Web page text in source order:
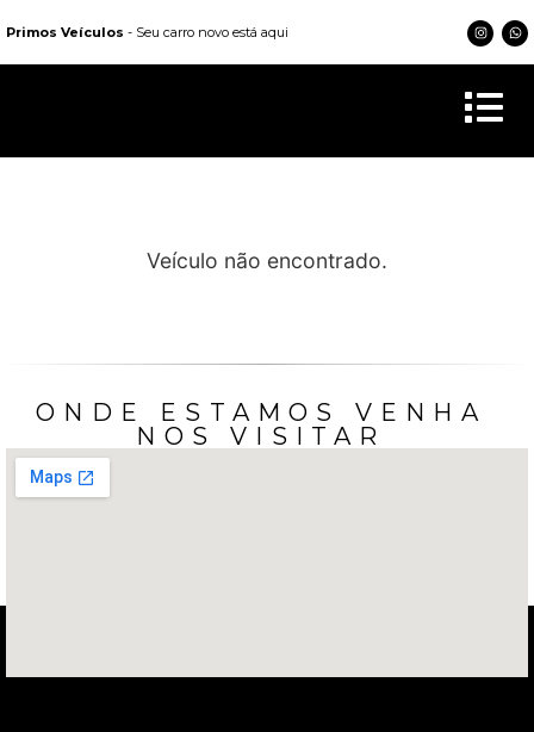
Primos Veículos - Seu carro novo está aqui
Veículo não encontrado.
ONDE ESTAMOS VENHA
NOS VISITAR